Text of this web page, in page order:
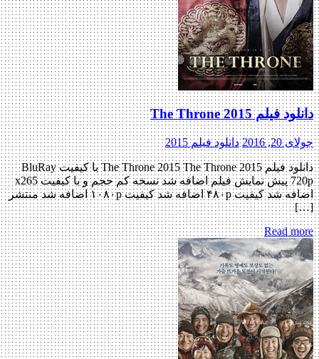
دانلود فیلم The Throne 2015
جولای 20, 2016 دانلود فیلم 2015
دانلود فیلم The Throne 2015 The Throne 2015 با کیفیت BluRay
720p پیش نمایش فیلم اضافه شد نسخه کم حجم و با کیفیت x265
اضافه شد کیفیت ۴۸۰p اضافه شد کیفیت ۱۰۸۰p اضافه شد منتشر
[…]
Read more